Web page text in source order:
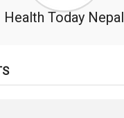
Health Today Nepal